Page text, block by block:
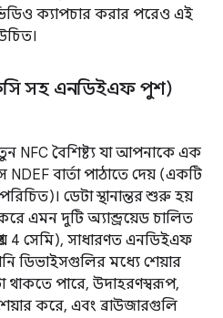
ক্যাপচার করার পরেও এই
সহ এনডিইএফ পুশ)
NFC বৈশিষ্ট্য যা আপনাকে এক
বার্তা পাঠাতে দেয় (একটি
ডেটা স্থানান্তর শুরু হয়
এমন দুটি অ্যান্ড্রয়েড চালিত
4 সেমি), সাধারণত এনডিইএফ
ডিভাইসগুলির মধ্যে শেয়ার
পারে, উদাহরণস্বরূপ,
করে, এবং ব্রাউজারগুলি